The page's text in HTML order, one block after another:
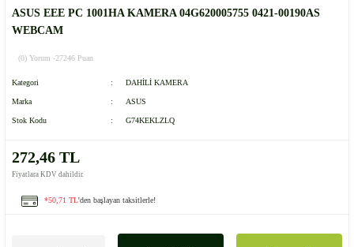
ASUS EEE PC 1001HA KAMERA 04G620005755 0421-00190AS
WEBCAM
(0) Yorum -27246 Puan
Kategori DAHİLİ KAMERA
Marka ASUS
Stok Kodu G74KEKLZLQ
272,46 TL
Fiyatlara KDV dahildir.
*50,71 TL'den başlayan taksitlerle!